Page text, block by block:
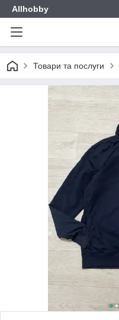
Allhobby
Товари та послуги